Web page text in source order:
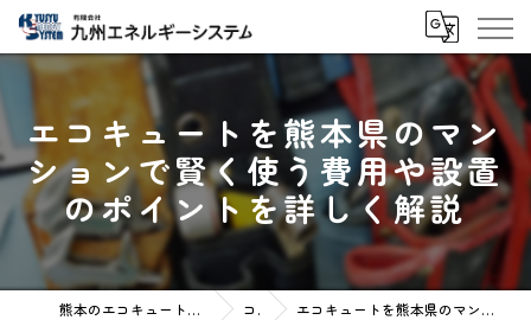
エコキュートを熊本県のマン
ションで賢く使う費用や設置
のポイントを詳しく解説
熊本のエコキュートなら有限会社九州エネルギーシステム コラム エコキュートを熊本県のマンションで賢く使う費用や設置のポイントを詳しく解説